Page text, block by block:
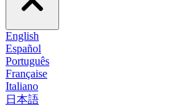
English
Español
Português
Française
Italiano
日本語